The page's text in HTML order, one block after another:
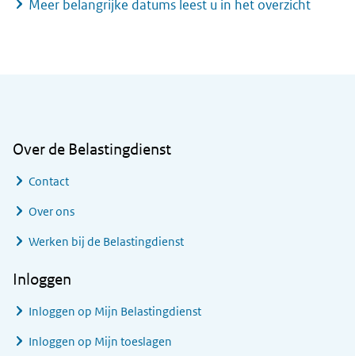
Meer belangrijke datums leest u in het overzicht
Over de Belastingdienst
Contact
Over ons
Werken bij de Belastingdienst
Inloggen
Inloggen op Mijn Belastingdienst
Inloggen op Mijn toeslagen